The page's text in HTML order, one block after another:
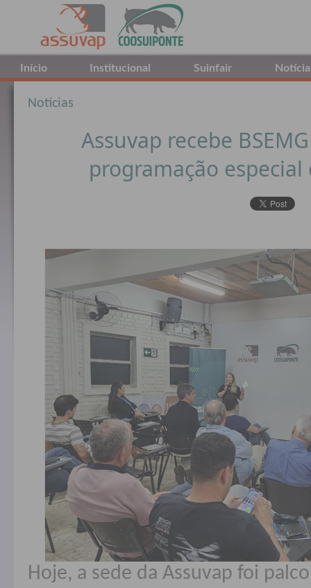
Início Institucional Suinfair
Notícias
Assuvap recebe
programação
Hoje, a sede da Assuvap foi